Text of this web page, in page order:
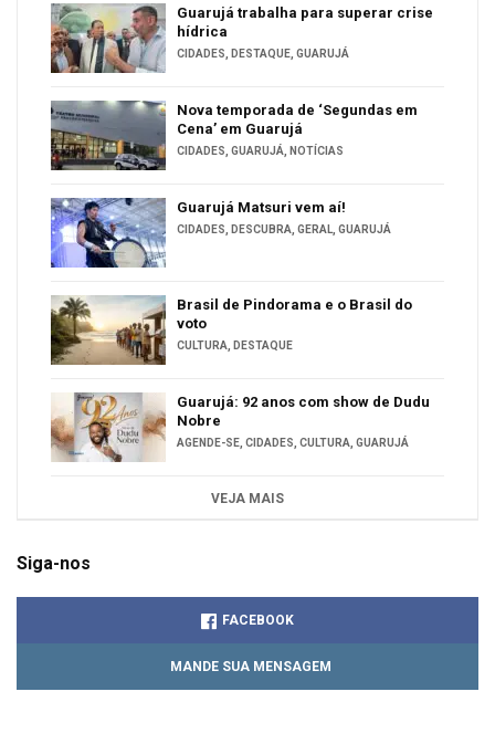
Guarujá trabalha para superar crise
hídrica
CIDADES DESTAQUE GUARUJÁ
Nova temporada de ‘Segundas em
Cena’ em Guarujá
CIDADES GUARUJÁ NOTÍCIAS
Guarujá Matsuri vem aí!
CIDADES DESCUBRA GERAL GUARUJÁ
Brasil de Pindorama e o Brasil do
voto
CULTURA DESTAQUE
Guarujá: 92 anos com show de Dudu
Nobre
AGENDE-SE CIDADES CULTURA GUARUJÁ
VEJA MAIS
Siga-nos
FACEBOOK
MANDE SUA MENSAGEM